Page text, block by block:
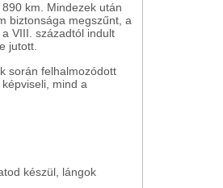
km. Mindezek után
biztonsága megszűnt, a
VIII. századtól indult
jutott.
során felhalmozódott
mind a
készül, lángok